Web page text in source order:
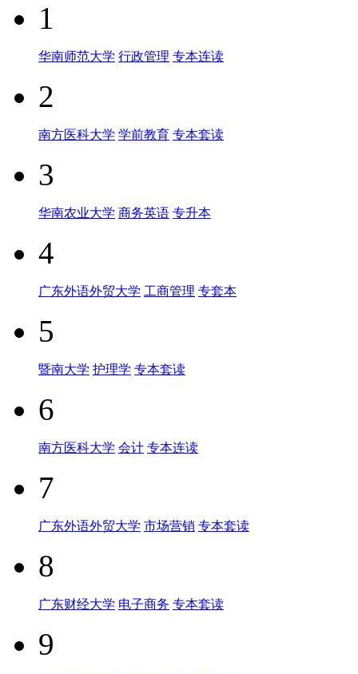
1
华南师范大学 行政管理 专本连读
2
南方医科大学 学前教育 专本套读
3
华南农业大学 商务英语 专升本
4
广东外语外贸大学 工商管理 专套本
5
暨南大学 护理学 专本套读
6
南方医科大学 会计 专本连读
7
广东外语外贸大学 市场营销 专本套读
8
广东财经大学 电子商务 专本套读
9